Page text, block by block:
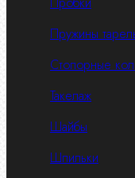
Пружины
Стопорные
Такелаж
Шайбы
Шпильки